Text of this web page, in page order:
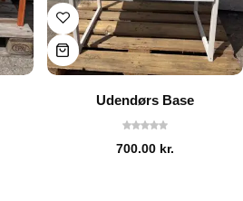
Udendørs Base
700.00 kr.